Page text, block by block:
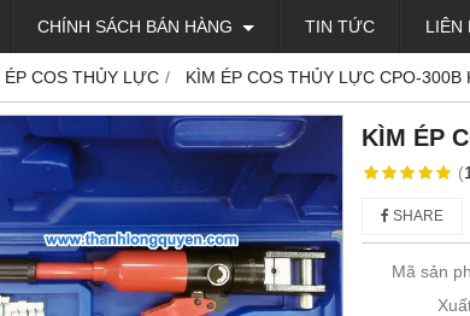
CHÍNH SÁCH BÁN HÀNG TIN TỨC LIÊN
ÉP COS THỦY LỰC KÌM ÉP COS THỦY LỰC CPO-300B
KÌM ÉP
(1
SHARE
Mã sản